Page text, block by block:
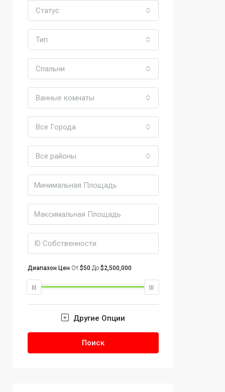
Статус
Тип
Спальни
Ванные комнаты
Все Города
Все районы
Диапазон Цен От$50 До $2,500,000
Другие Опции
Поиск